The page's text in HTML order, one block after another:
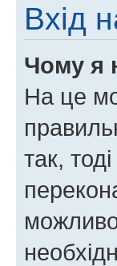
Вхід
Чому я
На це
так,